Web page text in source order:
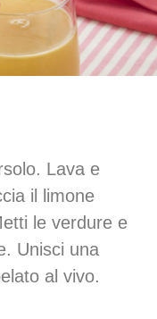
Lava e
il limone
le verdure e
Unisci una
al vivo.